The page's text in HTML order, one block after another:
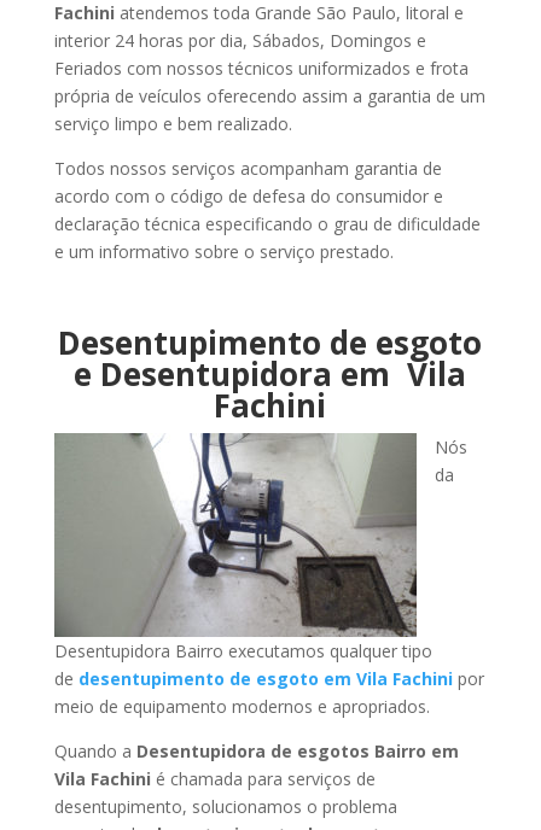
Fachini atendemos toda Grande São Paulo, litoral e
interior 24 horas por dia, Sábados, Domingos e
Feriados com nossos técnicos uniformizados e frota
própria de veículos oferecendo assim a garantia de um
serviço limpo e bem realizado.
Todos nossos serviços acompanham garantia de
acordo com o código de defesa do consumidor e
declaração técnica especificando o grau de dificuldade
e um informativo sobre o serviço prestado.
Desentupimento de esgoto
e Desentupidora em Vila
Fachini
Nós
da
Desentupidora Bairro executamos qualquer tipo
de desentupimento de esgoto em Vila Fachinipor
meio de equipamento modernos e apropriados.
Quando a Desentupidora de esgotos Bairro em
Vila Fachini é chamada para serviços de
desentupimento, solucionamos o problema